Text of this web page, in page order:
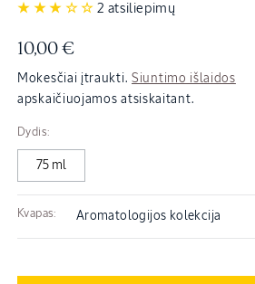
2 atsiliepimų
Įprasta
kaina
10,00 €
Mokesčiai įtraukti. Siuntimo išlaidos
apskaičiuojamos atsiskaitant.
Dydis:
75 ml
Kvapas: